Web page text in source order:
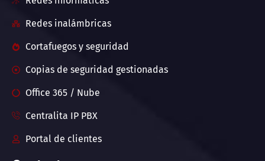
Redes inalámbricas
Cortafuegos y seguridad
Copias de seguridad gestionadas
Office 365 / Nube
Centralita IP PBX
Portal de clientes